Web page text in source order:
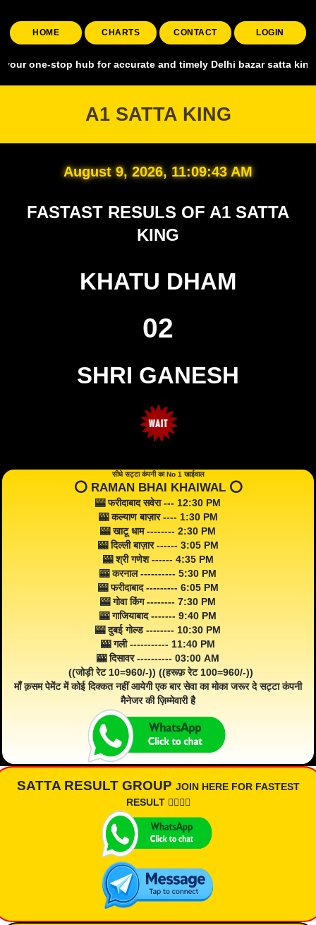
HOME CHARTS CONTACT LOGIN
hub for accurate and timely Delhi bazar satta king,
A1 SATTA KING
August 9, 2026, 11:09:44 AM
FASTAST RESULS OF A1 SATTA
KING
KHATU DHAM
02
SHRI GANESH
सीधे सट्टा कंपनी का No 1 खाईवाल
⭕️ RAMAN BHAI KHAIWAL ⭕️
🎰 फरीदाबाद सवेरा --- 12:30 PM
🎰 कल्याण बाज़ार ---- 1:30 PM
🎰 खाटू धाम -------- 2:30 PM
🎰 दिल्ली बाज़ार ------ 3:05 PM
🎰 श्री गणेश ------ 4:35 PM
🎰 करनाल ---------- 5:30 PM
🎰 फरीदाबाद --------- 6:05 PM
🎰 गोवा किंग -------- 7:30 PM
🎰 गाजियाबाद ------- 9:40 PM
🎰 दुबई गोल्ड -------- 10:30 PM
🎰 गली ----------- 11:40 PM
🎰 दिसावर ---------- 03:00 AM
((जोड़ी रेट 10=960/-)) ((हरूफ़ रेट 100=960/-))
माँ क़सम पेमेंट में कोई दिक्कत नहीं आयेगी एक बार सेवा का मोका जरूर दे सट्टा कंपनी
मैनेजर की ज़िम्मेवारी है
SATTA RESULT GROUP JOIN HERE FOR FASTEST
RESULT 👇🏾👇🏾